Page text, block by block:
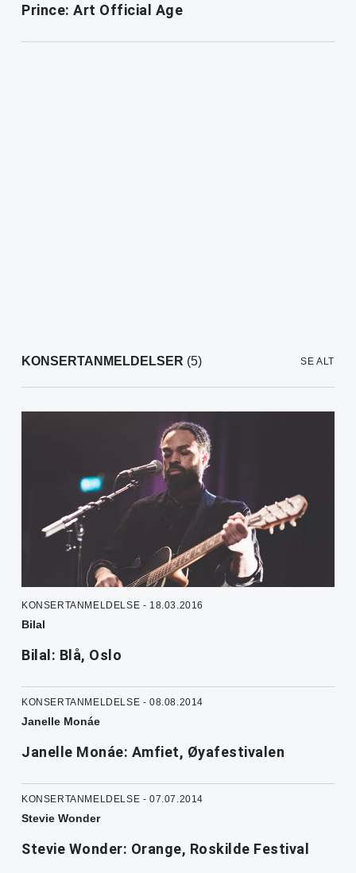
Prince: Art Official Age
KONSERTANMELDELSER (5) SE ALT
KONSERTANMELDELSE - 18.03.2016
Bilal
Bilal: Blå, Oslo
KONSERTANMELDELSE - 08.08.2014
Janelle Monáe
Janelle Monáe: Amfiet, Øyafestivalen
KONSERTANMELDELSE - 07.07.2014
Stevie Wonder
Stevie Wonder: Orange, Roskilde Festival